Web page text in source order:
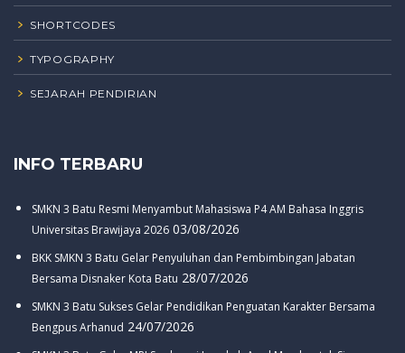
SHORTCODES
TYPOGRAPHY
SEJARAH PENDIRIAN
INFO TERBARU
SMKN 3 Batu Resmi Menyambut Mahasiswa P4 AM Bahasa Inggris
Universitas Brawijaya 2026 03/08/2026
BKK SMKN 3 Batu Gelar Penyuluhan dan Pembimbingan Jabatan
Bersama Disnaker Kota Batu 28/07/2026
SMKN 3 Batu Sukses Gelar Pendidikan Penguatan Karakter Bersama
Bengpus Arhanud 24/07/2026